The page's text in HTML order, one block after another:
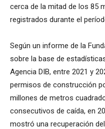
cerca de la mitad de los 85
registrados durante el
Según un informe de la
sobre la base de
Agencia DIB, entre 2021 y
permisos de construcción
millones de metros
consecutivos de caída, en
mostró una recuperación